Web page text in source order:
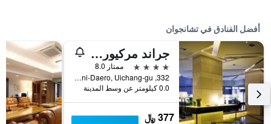
أفضل الفنادق في تشانجوان
جراند مركيور أمباسادور تشانجون
4 نجوم
ممتاز 8.0
332, Woni-Daero, Uichang-gu, تشانجوان, كوريا الجنوبية
0.0 كيلومتر عن وسط المدينة
377 ﷼